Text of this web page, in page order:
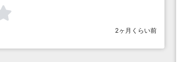
2ヶ月くらい前